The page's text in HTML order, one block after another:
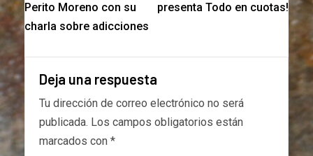
Perito Moreno con su
charla sobre adicciones
presenta Todo en cuotas!
Deja una respuesta
Tu dirección de correo electrónico no será
publicada. Los campos obligatorios están
marcados con *